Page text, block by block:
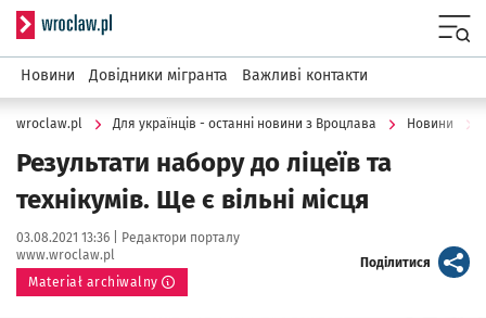
Serwis informacyjny wroclaw.pl
Новини Довідники мігранта Важливі контакти
wroclaw.pl Для українців - останні новини з Вроцлава Новини
Результати набору до ліцеїв та
технікумів. Ще є вільні місця
Data publikacji:
03.08.2021 13:36 | Autor:
Редактори порталу
www.wroclaw.pl
Materiał archiwalny
Поділитися artykuł